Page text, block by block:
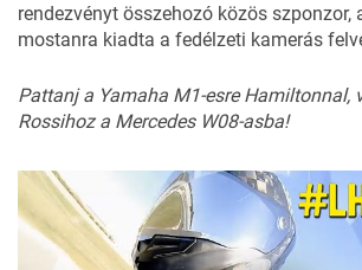
rendezvényt összehozó közös szponzor,
mostanra kiadta a fedélzeti kamerás
Pattanj a Yamaha M1-esre Hamiltonnal,
Rossihoz a Mercedes W08-asba!